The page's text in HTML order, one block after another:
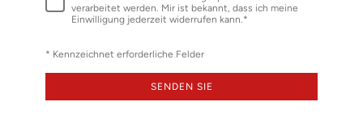
verarbeitet werden. Mir ist bekannt, dass ich meine
Einwilligung jederzeit widerrufen kann.*
* Kennzeichnet erforderliche Felder
SENDEN SIE